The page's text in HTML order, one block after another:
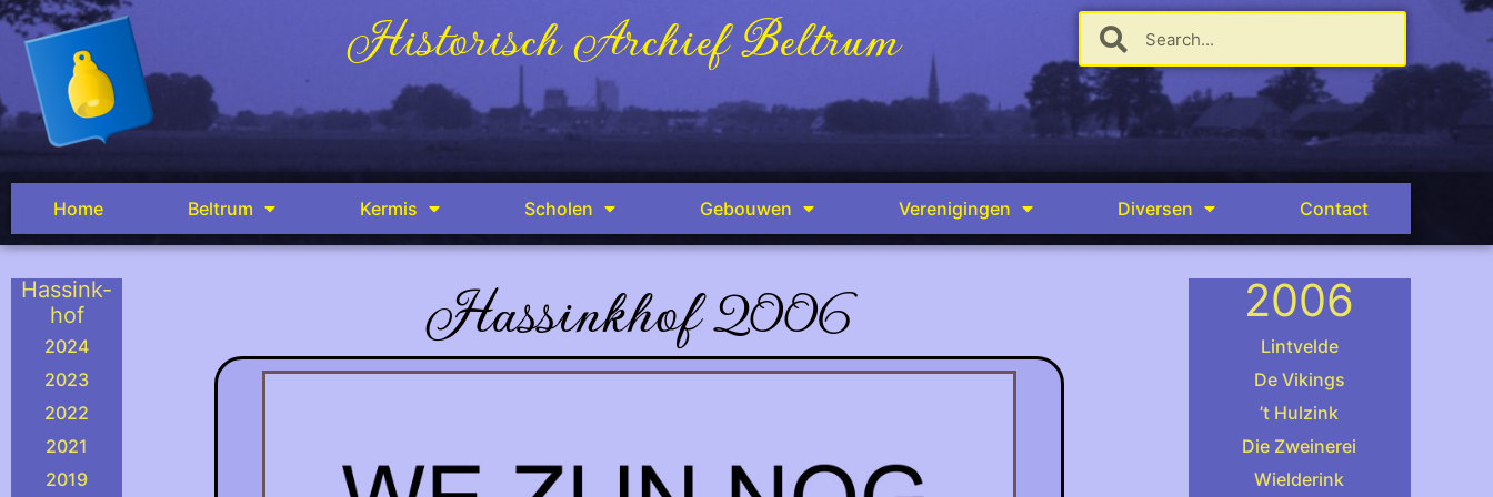
Historisch Archief Beltrum
Home Beltrum Kermis Scholen Gebouwen Verenigingen Diversen Contact
Hassink-
hof
2024
2023
2022
2021
2019
Hassinkhof 2006 2006
Lintvelde
De Vikings
’t Hulzink
Die Zweinerei
Wielderink